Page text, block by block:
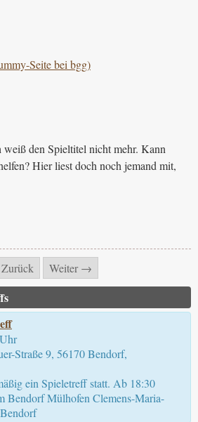
Seite bei bgg)
den Spieltitel nicht mehr. Kann
Hier liest doch noch jemand mit,
Weiter →
Straße 9, 56170 Bendorf,
ein Spieletreff statt. Ab 18:30
Bendorf Mülhofen Clemens-Maria-